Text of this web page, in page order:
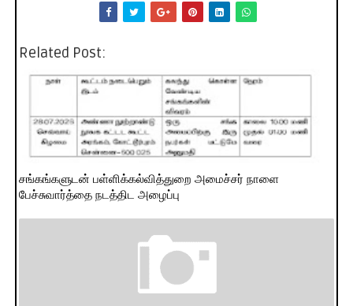
Related Post:
சங்கங்களுடன் பள்ளிக்கல்வித்துறை அமைச்சர் நாளை
பேச்சுவார்த்தை நடத்திட அழைப்பு